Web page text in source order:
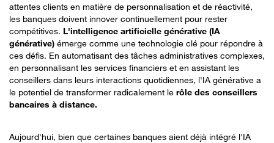
attentes clients en matière de personnalisation et de réactivité,
les banques doivent innover continuellement pour rester
compétitives. L'intelligence artificielle générative (IA
générative) émerge comme une technologie clé pour répondre à
ces défis. En automatisant des tâches administratives complexes,
en personnalisant les services financiers et en assistant les
conseillers dans leurs interactions quotidiennes, l'IA générative a
le potentiel de transformer radicalement le rôle des conseillers
bancaires à distance.
Aujourd'hui, bien que certaines banques aient déjà intégré l'IA